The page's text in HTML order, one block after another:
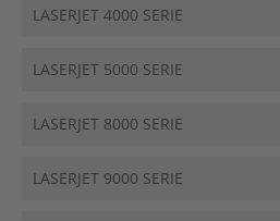
LASERJET 4000 SERIE
LASERJET 5000 SERIE
LASERJET 8000 SERIE
LASERJET 9000 SERIE